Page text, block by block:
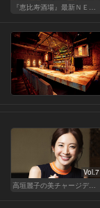
『恵比寿酒場』最新ＮＥＷＳ！
Vol.7
高垣麗子の美チャージディナー